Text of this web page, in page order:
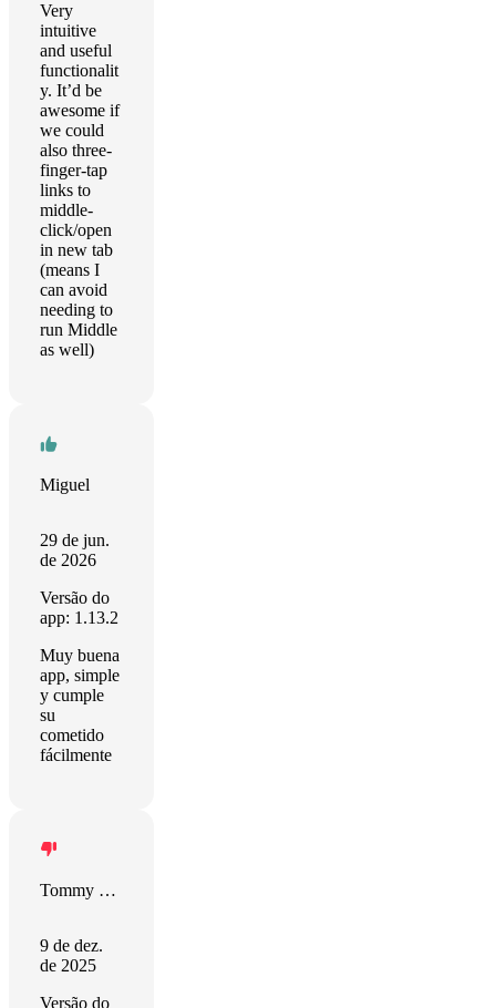
Very
intuitive
and useful
functionalit
y. It’d be
awesome if
we could
also three-
finger-tap
links to
middle-
click/open
in new tab
(means I
can avoid
needing to
run Middle
as well)
Miguel
29 de jun.
de 2026
Versão do
app: 1.13.2
Muy buena
app, simple
y cumple
su
cometido
fácilmente
Tommy Jones
9 de dez.
de 2025
Versão do